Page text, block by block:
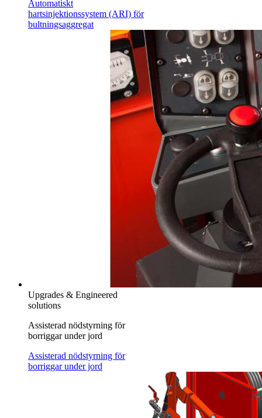
Automatiskt
hartsinjektionssystem (ARI) för
bultningsaggregat
Upgrades & Engineered
solutions
Assisterad nödstyrning för
borriggar under jord
Assisterad nödstyrning för
borriggar under jord